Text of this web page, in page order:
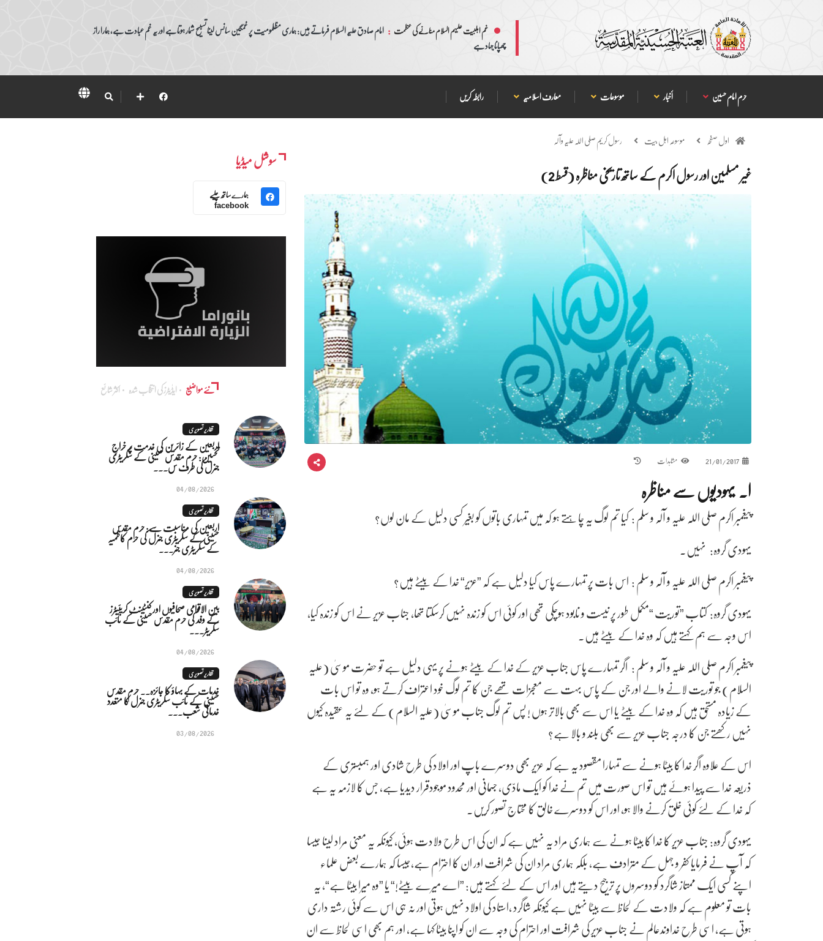
غم اہلبیت علیہم السلام منانے کی عظمت : امام صادق علیہ السلام فرماتے ہیں: ہماری مظلمومیت پر غمگین سانس لینا تسبیح شمار ہوتا ہے اور یہ غم عبادت ہے، ہمارا راز
چھپانا جہاد ہے
حرم امام حسین أخبار موسوعات معارف اسلامیہ رابطہ کریں
اول صفحہ موسوعہ اہل بیت رسول کریم صلی اللہ علیہ وآلہ
غیر مسلمین اور رسول اکرم کے ساتھ تاریخی مناظرہ (قسط 2)
21/01/2017 مشاہدات
ا۔ یہودیوں سے مناظرہ
پیغمبر اکرم صلی اللہ علیہ و آلہ و سلم : کیا تم لوگ یہ چاہتے ہو کہ میں تمہاری باتوں کو بغیر کسی دلیل کے مان لوں؟
یہودی گروہ: نہیں۔
پیغمبر اکرم صلی اللہ علیہ و آلہ و سلم : اس بات پر تمہارے پاس کیا دلیل ہے کہ ”عزیر“ خدا کے بیٹے ہیں؟
یہودی گروہ: کتاب ”توریت “مکمل طور پر نیست و نابود ہوچکی تھی اور کوئی اس کو زندہ نہیں کرسکتا تھا، جناب عزیر نے اس کو زندہ کیا،
اس وجہ سے ہم کہتے ہیں کہ وہ خدا کے بیٹے ہیں۔
پیغمبر اکرم صلی اللہ علیہ و آلہ و سلم : اگر تمہارے پاس جناب عزیر کے خدا کے بیٹے ہونے پر یہی دلیل ہے تو حضرت موسیٰ (علیہ
السلام) جو توریت لانے والے اور جن کے پاس بہت سے معجزات تھے جن کا تم لوگ خود اعتراف کرتے ہو، وہ تو اس بات
کے زیادہ مستحق ہیں کہ وہ خدا کے بیٹے یا اس سے بھی بالاتر ہوں ! پس تم لوگ جناب موسیٰ (علیہ السلام) کے لئے یہ عقیدہ کیوں
نہیں رکھتے جن کا درجہ جناب عزیر سے بھی بلند و بالا ہے؟
اس کے علاوہ اگر خدا کا بیٹا ہونے سے تمہارا مقصود یہ ہے کہ عزیر بھی دوسرے باپ اور اولاد کی طرح شادی اور ہمبستری کے
ذریعہ خدا سے پیدا ہوئے ہیں تو اس صورت میں تم نے خدا کو ایک مادّی، جسمانی اور محدود موجودقرار دیدیا ہے، جس کا لازمہ یہ ہے
کہ خدا کے لئے کوئی خلق کرنے والا ہو، اور اس کو دوسرے خالق کا محتاج تصور کریں۔
یہودی گروہ: جناب عزیر کا خدا کا بیٹا ہونے سے ہماری مراد یہ نہیں ہے کہ ان کی اس طرح ولادت ہوئی، کیونکہ یہ معنی مراد لینا جیسا
کہ آپ نے فرمایا کفر و جہل کے مترادف ہے، بلکہ ہماری مراد ان کی شرافت اور ان کا احترام ہے،جیسا کہ ہمارے بعض علماء
اپنے کسی ایک ممتاز شاگرد کو دوسروں پر ترجیح دیتے ہیں اور اس کے لئے کہتے ہیں: ”اے میرے بیٹے!“ یا ”وہ میرا بیٹا ہے“، یہ
بات تو معلوم ہے کہ ولادت کے لحاظ سے بیٹا نہیں ہے کیونکہ شاگرد ،استاد کی اولاد نہیں ہوتی اور نہ ہی اس سے کوئی رشتہ داری
ہوتی ہے، اسی طرح خداوندعالم نے جناب عزیر کی شرافت اور احترام کی وجہ سے ان کو اپنا بیٹا کہا ہے، اور ہم بھی اسی لحاظ سے ان
سوشل میڈیا
ہمارے ساتھ چلیے
facebook
نئے مواضیع ایڈٰیٹرز کی انتخاب شدہ اکثر شائع
تقاریر تصویری
اربعین کے زائرین کی خدمت پر خراجِ
تحسین: حرم مقدس حسینی کے سکریٹری
جنرل کی طرف س...
04/08/2026
تقاریر تصویری
اربعین کی مناسبت سے: حرم مقدس
حسینی کے سکریٹری جنرل کی حرم کاظمیہ
کے سکریٹری جنر...
04/08/2026
تقاریر تصویری
بین الاقوامی صحافیوں اور کنٹینٹ کریئیٹرز
کے وفد کی حرم مقدس حسینی کے نائب
سکریٹر...
04/08/2026
تقاریر تصویری
خدمات کے بہاؤ کا جائزہ.. حرم مقدس
حسینی کے نائب سکریٹری جنرل کا متعدد
خدماتی شعب...
03/08/2026